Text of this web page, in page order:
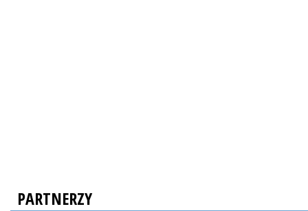
PARTNERZY